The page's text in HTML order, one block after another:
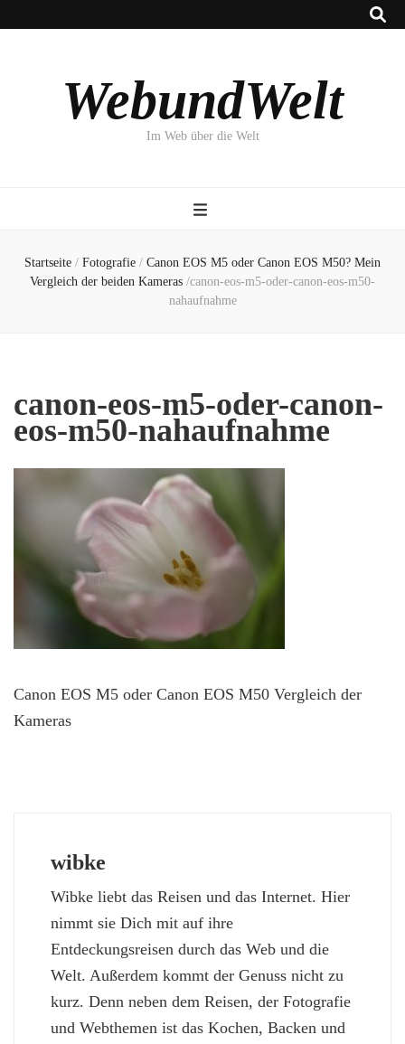
WebundWelt
Im Web über die Welt
Startseite / Fotografie / Canon EOS M5 oder Canon EOS M50? Mein
Vergleich der beiden Kameras /canon-eos-m5-oder-canon-eos-m50-
nahaufnahme
canon-eos-m5-oder-canon-
eos-m50-nahaufnahme
Canon EOS M5 oder Canon EOS M50 Vergleich der
Kameras
wibke
Wibke liebt das Reisen und das Internet. Hier
nimmt sie Dich mit auf ihre
Entdeckungsreisen durch das Web und die
Welt. Außerdem kommt der Genuss nicht zu
kurz. Denn neben dem Reisen, der Fotografie
und Webthemen ist das Kochen, Backen und